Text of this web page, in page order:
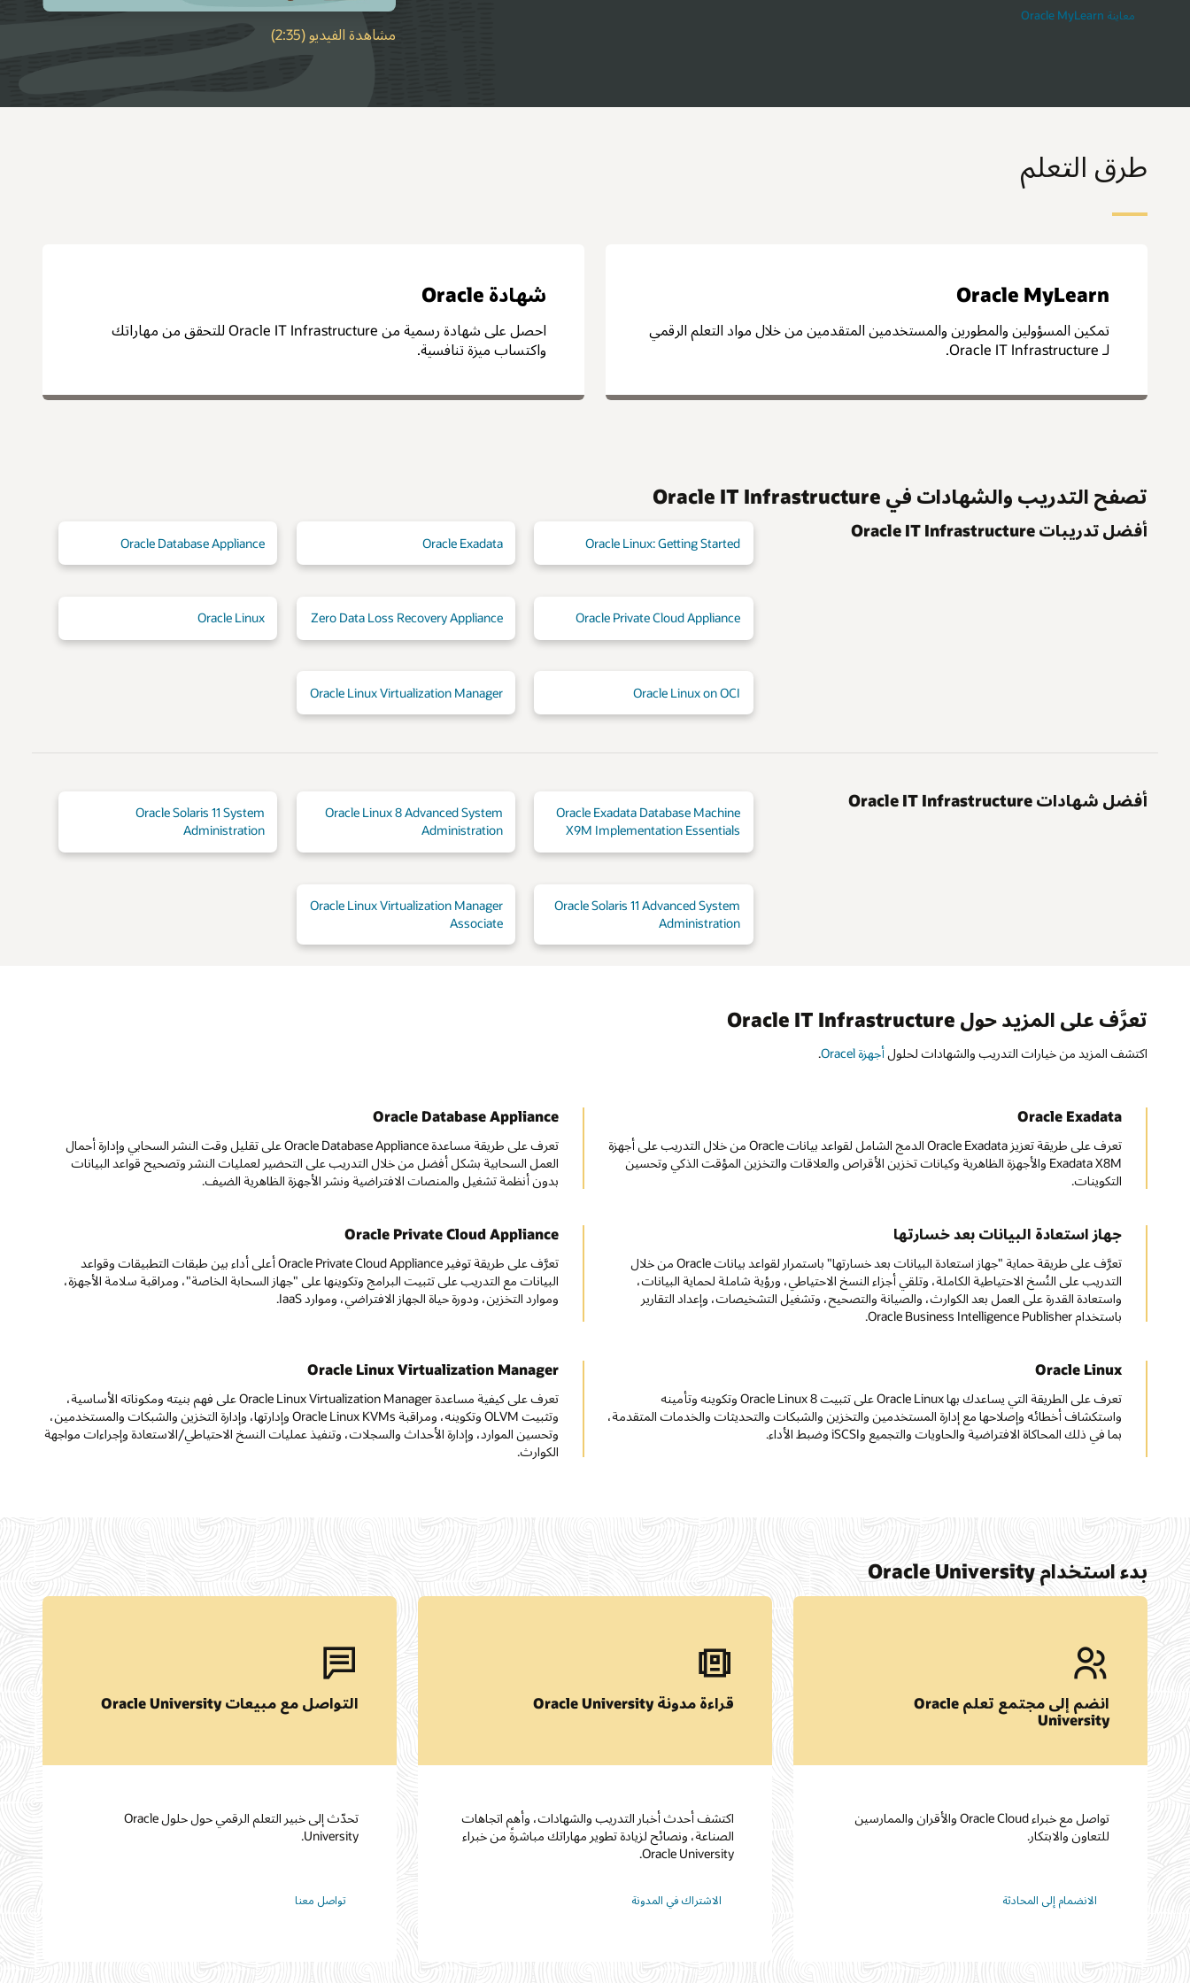
معاينة Oracle MyLearn‏
مشاهدة الفيديو (2:35)
طرق التعلم
Oracle MyLearn
تمكين المسؤولين والمطورين والمستخدمين المتقدمين من خلال مواد التعلم الرقمي
لـ Oracle IT Infrastructure.
شهادة Oracle
احصل على شهادة رسمية من Oracle IT Infrastructure للتحقق من مهاراتك
واكتساب ميزة تنافسية.
تصفح التدريب والشهادات في Oracle IT Infrastructure
أفضل تدريبات Oracle IT Infrastructure
Oracle Linux: Getting Started
Oracle Exadata
Oracle Database Appliance
Oracle Private Cloud Appliance
Zero Data Loss Recovery Appliance
Oracle Linux
Oracle Linux on OCI
Oracle Linux Virtualization Manager
أفضل شهادات Oracle IT Infrastructure
Oracle Exadata Database Machine
X9M Implementation Essentials
Oracle Linux 8 Advanced System
Administration
Oracle Solaris 11 System
Administration
Oracle Solaris 11 Advanced System
Administration
Oracle Linux Virtualization Manager
Associate
تعرَّف على المزيد حول Oracle IT Infrastructure
اكتشف المزيد من خيارات التدريب والشهادات لحلولأجهزة Oracel .
Oracle Exadata
تعرف على طريقة تعزيز Oracle Exadata الدمج الشامل لقواعد بيانات Oracle من خلال التدريب على أجهزة
Exadata X8M والأجهزة الظاهرية وكيانات تخزين الأقراص والعلاقات والتخزين المؤقت الذكي وتحسين
التكوينات.
Oracle Database Appliance
تعرف على طريقة مساعدة Oracle Database Appliance على تقليل وقت النشر السحابي وإدارة أحمال
العمل السحابية بشكل أفضل من خلال التدريب على التحضير لعمليات النشر وتصحيح قواعد البيانات
بدون أنظمة تشغيل والمنصات الافتراضية ونشر الأجهزة الظاهرية الضيف.
جهاز استعادة البيانات بعد خسارتها
تعرَّف على طريقة حماية "جهاز استعادة البيانات بعد خسارتها" باستمرار لقواعد بيانات Oracle من خلال
التدريب على النُسخ الاحتياطية الكاملة، وتلقي أجزاء النسخ الاحتياطي، ورؤية شاملة لحماية البيانات،
واستعادة القدرة على العمل بعد الكوارث، والصيانة والتصحيح، وتشغيل التشخيصات، وإعداد التقارير
باستخدام Oracle Business Intelligence Publisher.
Oracle Private Cloud Appliance
تعرَّف على طريقة توفير Oracle Private Cloud Appliance أعلى أداء بين طبقات التطبيقات وقواعد
البيانات مع التدريب على تثبيت البرامج وتكوينها على "جهاز السحابة الخاصة"، ومراقبة سلامة الأجهزة،
وموارد التخزين، ودورة حياة الجهاز الافتراضي، وموارد IaaS.
Oracle Linux
تعرف على الطريقة التي يساعدك بها Oracle Linux على تثبيت Oracle Linux 8 وتكوينه وتأمينه
واستكشاف أخطائه وإصلاحها مع إدارة المستخدمين والتخزين والشبكات والتحديثات والخدمات المتقدمة،
بما في ذلك المحاكاة الافتراضية والحاويات والتجميع وiSCSI وضبط الأداء.
Oracle Linux Virtualization Manager
تعرف على كيفية مساعدة Oracle Linux Virtualization Manager على فهم بنيته ومكوناته الأساسية،
وتثبيت OLVM وتكوينه، ومراقبة Oracle Linux KVMs وإدارتها، وإدارة التخزين والشبكات والمستخدمين،
وتحسين الموارد، وإدارة الأحداث والسجلات، وتنفيذ عمليات النسخ الاحتياطي/الاستعادة وإجراءات مواجهة
الكوارث.
بدء استخدام Oracle University
انضم إلى مجتمع تعلم Oracle
University
تواصل مع خبراء Oracle Cloud والأقران والممارسين
للتعاون والابتكار.
الانضمام إلى المحادثة
قراءة مدونة Oracle University
اكتشف أحدث أخبار التدريب والشهادات، وأهم اتجاهات
الصناعة، ونصائح لزيادة تطوير مهاراتك مباشرةً من خبراء
Oracle University.
الاشتراك في المدونة
التواصل مع مبيعات Oracle University
تحدّث إلى خبير التعلم الرقمي حول حلول Oracle
University.
‎‏تواصل معنا